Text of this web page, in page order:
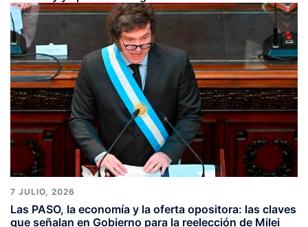
7 JULIO, 2026
Las PASO, la economía y la oferta opositora: las claves
que señalan en Gobierno para la reelección de Milei